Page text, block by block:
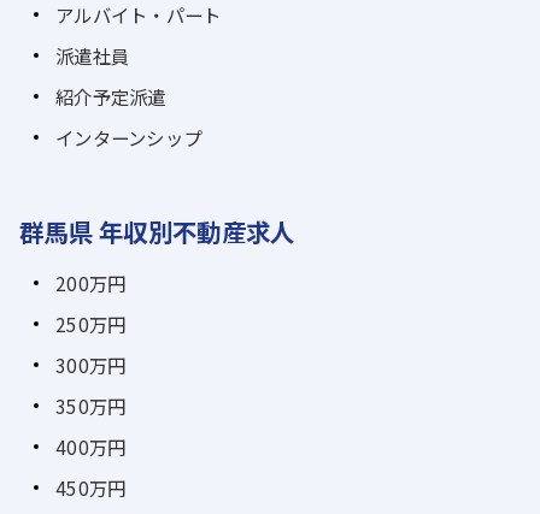
アルバイト・パート
派遣社員
紹介予定派遣
インターンシップ
群馬県 年収別不動産求人
200万円
250万円
300万円
350万円
400万円
450万円